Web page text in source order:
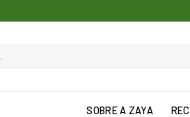
SOBRE A ZAYA